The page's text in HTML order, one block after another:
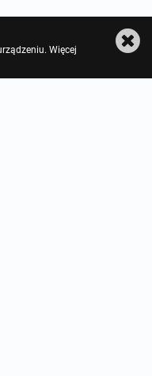
Więcej